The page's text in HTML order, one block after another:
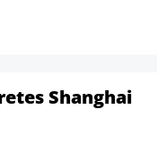
Shanghai